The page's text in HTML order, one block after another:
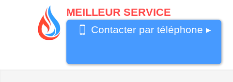
MEILLEUR SERVICE
0487 62 69
Contacter par téléphone ▸